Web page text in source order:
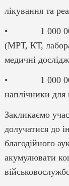
лікування та
• 1 000 000
(МРТ, КТ,
медичні
• 1 000 000
наплічники для
Закликаємо
долучатися до
благодійного
акумулювати